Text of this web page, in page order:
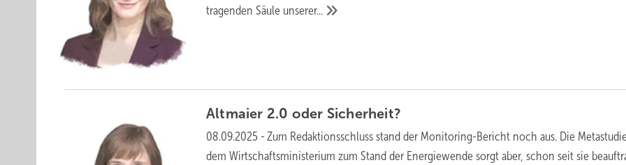
tragenden Säule unserer...
Altmaier 2.0 oder Sicherheit?
08.09.2025 - Zum Redaktionsschluss stand der Monitoring-Bericht noch aus. Die
dem Wirtschaftsministerium zum Stand der Energiewende sorgt aber, schon seit sie